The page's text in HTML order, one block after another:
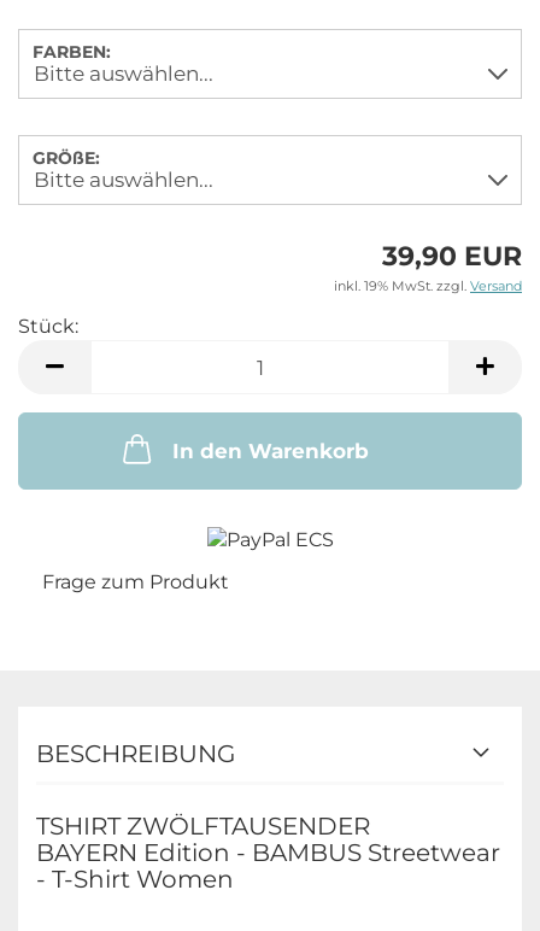
FARBEN:
GRÖßE:
39,90 EUR
inkl. 19% MwSt. zzgl. Versand
Stück:
In den Warenkorb
Frage zum Produkt
BESCHREIBUNG
TSHIRT ZWÖLFTAUSENDER
BAYERN Edition - BAMBUS Streetwear
- T-Shirt Women